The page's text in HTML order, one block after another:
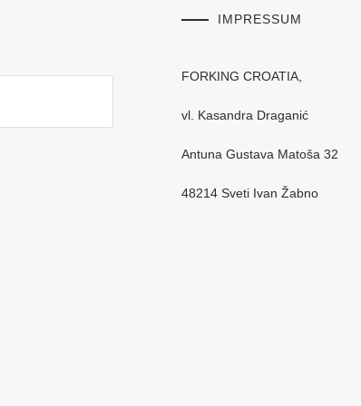
IMPRESSUM
FORKING CROATIA,
vl. Kasandra Draganić
Antuna Gustava Matoša 32
48214 Sveti Ivan Žabno